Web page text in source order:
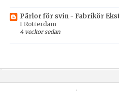
Pärlor för svin - Fabrikör
I Rotterdam
4 veckor sedan